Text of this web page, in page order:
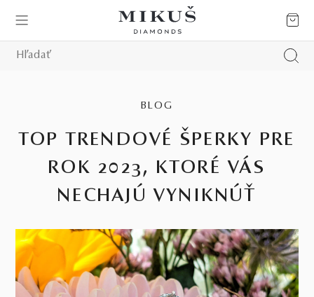
BLOG
TOP TRENDOVÉ ŠPERKY PRE
ROK 2023, KTORÉ VÁS
NECHAJÚ VYNIKNÚŤ